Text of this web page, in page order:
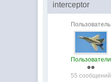
interceptor
Пользователь
Пользователи
55 сообщений